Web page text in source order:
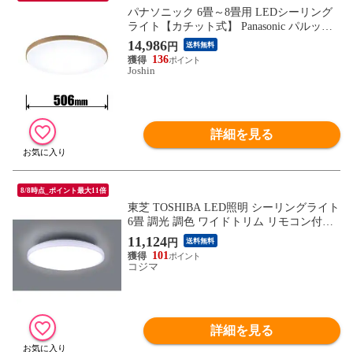
パナソニック 6畳～8畳用 LEDシーリング
ライト【カチット式】 Panasonic パルック
カラーフレームシリーズ ウッディグレイン
バーチ HH-CN0848A-C 【返品種別A】
14,986円 送料無料
136
Joshin
詳細を見る
8/8時点_ポイント最大11倍
東芝 TOSHIBA LED照明 シーリングライト
6畳 調光 調色 ワイドトリム リモコン付属
NLEH06057E-LC
11,124円 送料無料
101
コジマ
詳細を見る